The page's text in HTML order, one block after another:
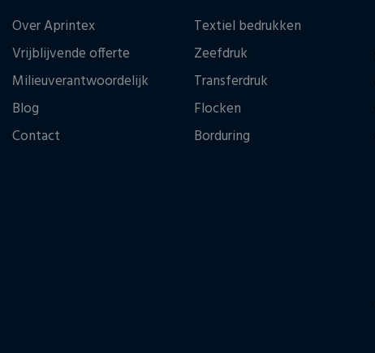
Over Aprintex
Vrijblijvende offerte
Milieuverantwoordelijk
Blog
Contact
Textiel bedrukken
Zeefdruk
Transferdruk
Flocken
Borduring